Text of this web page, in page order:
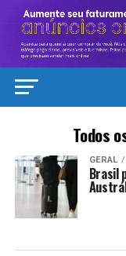
Todos
GERAL
Brasil